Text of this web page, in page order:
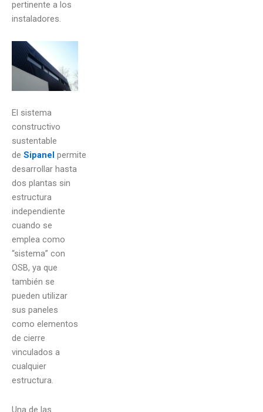
pertinente a los
instaladores.
El sistema
constructivo
sustentable
de Sipanel permite
desarrollar hasta
dos plantas sin
estructura
independiente
cuando se
emplea como
“sistema” con
OSB, ya que
también se
pueden utilizar
sus paneles
como elementos
de cierre
vinculados a
cualquier
estructura.
Una de las